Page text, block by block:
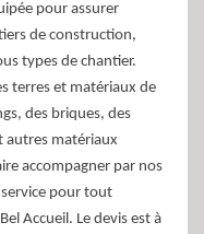
pour assurer
de construction,
types de chantier.
terres et matériaux de
des briques, des
autres matériaux
accompagner par nos
pour tout
Accueil. Le devis est à